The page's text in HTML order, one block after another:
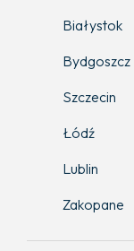
Białystok
Bydgoszcz
Szczecin
Łódź
Lublin
Zakopane